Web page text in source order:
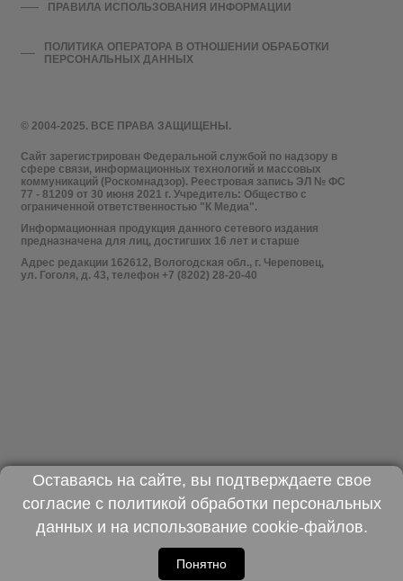
© 2004-2025. ВСЕ ПРАВА ЗАЩИЩЕНЫ.
Сайт зарегистрирован Федеральной службой по надзору в
сфере связи, информационных технологий и массовых
коммуникаций (Роскомнадзор). Реестровая запись ЭЛ № ФС
77 - 81209 от 30 июня 2021 г. Учредитель: Общество с
ограниченной ответственностью "К Медиа".
Информационная продукция данного сетевого издания
предназначена для лиц, достигших 16 лет и старше
Адрес редакции 162612, Вологодская обл., г. Череповец,
ул. Гоголя, д. 43, телефон +7 (8202) 28-20-40
ПРАВИЛА ИСПОЛЬЗОВАНИЯ ИНФОРМАЦИИ
ПОЛИТИКА ОПЕРАТОРА В ОТНОШЕНИИ ОБРАБОТКИ
ПЕРСОНАЛЬНЫХ ДАННЫХ
Оставаясь на сайте, вы подтверждаете свое
согласие с политикой обработки персональных
данныхи на использование cookie-файлов.
Понятно